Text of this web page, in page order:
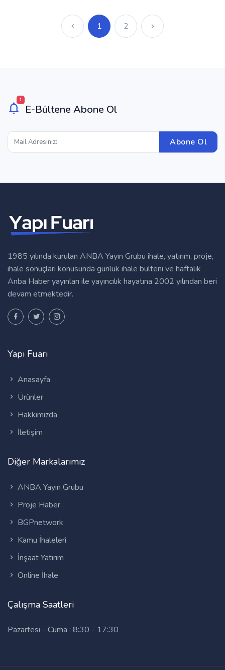
1 2
1
E-Bültene Abone Ol
Abone Ol
1985 yılında kurulan ANBA Yayın Grubu ihale, yatırım, proje,
ihale sonuçları konusunda günlük ihale bülteni ve haftalık
Anba Haber yayınları ile yayıncılık hayatına 2002 yılından beri
devam etmektedir.
Yapı Fuarı
Anasayfa
Ürünler
Hakkımızda
İletişim
Diğer Markalarımız
ANBA Yayın Grubu
Proje Haber
BGPnetwork
Kamu İhaleleri
İnşaat Yatırım
Online İhale
Çalışma Saatleri
Pazartesi - Cuma : 8:30 - 17:30